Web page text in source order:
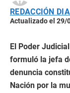
REDACCIÓN
Actualizado el 29/
El Poder
formuló la jefa
denuncia
Nación por la